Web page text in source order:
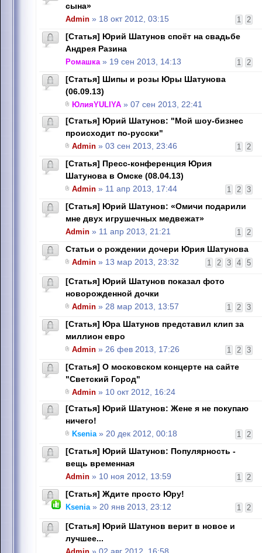
сына»
1 2
Admin » 18 окт 2012, 03:15
[Статья] Юрий Шатунов споёт на свадьбе
Андрея Разина
1 2
Ромашка» 19 сен 2013, 14:13
[Статья] Шипы и розы Юры Шатунова
(06.09.13)
ЮлияYULIYA » 07 сен 2013, 22:41
[Статья] Юрий Шатунов: "Мой шоу-бизнес
происходит по-русски"
1 2
Admin » 03 сен 2013, 23:46
[Статья] Пресс-конференция Юрия
Шатунова в Омске (08.04.13)
1 2 3
Admin » 11 апр 2013, 17:44
[Статья] Юрий Шатунов: «Омичи подарили
мне двух игрушечных медвежат»
1 2
Admin » 11 апр 2013, 21:21
Статьи о рождении дочери Юрия Шатунова
1 2 3 4 5
Admin » 13 мар 2013, 23:32
[Cтатья] Юрий Шатунов показал фото
новорожденной дочки
1 2 3
Admin » 28 мар 2013, 13:57
[Статья] Юра Шатунов представил клип за
миллион евро
1 2 3
Admin » 26 фев 2013, 17:26
[Статья] О московском концерте на сайте
"Светский Город"
Admin » 10 окт 2012, 16:24
[Статья] Юрий Шатунов: Жене я не покупаю
ничего!
1 2
Ksenia» 20 дек 2012, 00:18
[Статья] Юрий Шатунов: Популярность -
вещь временная
1 2
Admin » 10 ноя 2012, 13:59
[Статья] Ждите просто Юру!
1 2
Ksenia» 20 янв 2013, 23:12
[Статья] Юрий Шатунов верит в новое и
лучшее...